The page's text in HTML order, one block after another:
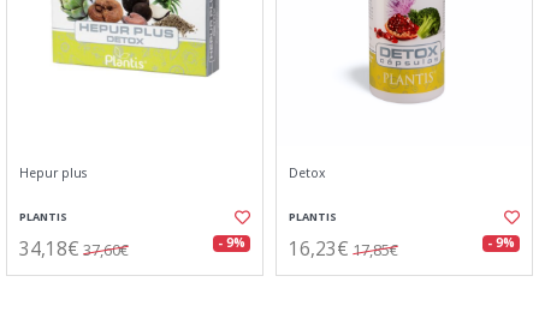
Hepur plus
PLANTIS
34,18€ 37,60€ - 9%
Detox
PLANTIS
16,23€ 17,85€ - 9%